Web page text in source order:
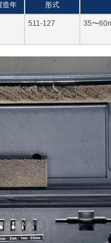
造年 形式
511-127 35〜